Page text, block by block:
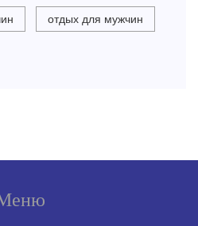
отдых для мужчин